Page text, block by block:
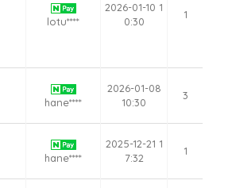
lotu****
2026-01-10 1
0:30
1
hane****
2026-01-08
10:30
3
hane****
2025-12-21 1
7:32
1